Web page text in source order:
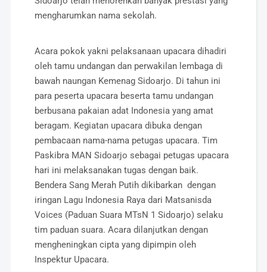
mengharumkan nama sekolah.
Acara pokok yakni pelaksanaan upacara dihadiri
oleh tamu undangan dan perwakilan lembaga di
bawah naungan Kemenag Sidoarjo. Di tahun ini
para peserta upacara beserta tamu undangan
berbusana pakaian adat Indonesia yang amat
beragam. Kegiatan upacara dibuka dengan
pembacaan nama-nama petugas upacara. Tim
Paskibra MAN Sidoarjo sebagai petugas upacara
hari ini melaksanakan tugas dengan baik.
Bendera Sang Merah Putih dikibarkan dengan
iringan Lagu Indonesia Raya dari Matsanisda
Voices (Paduan Suara MTsN 1 Sidoarjo) selaku
tim paduan suara. Acara dilanjutkan dengan
mengheningkan cipta yang dipimpin oleh
Inspektur Upacara.